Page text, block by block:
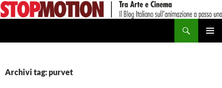
Vai
al
Archivi tag: purvet